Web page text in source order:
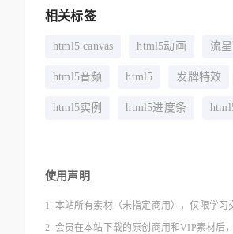
相关标签
html5 canvas html5动画 流
html5音频 html5 发牌特效
html5实例 html5进度条
使用声明
1. 本站所有素材（未指定商用），仅限学习
2. 会员在本站下载的原创商用和VIP素材后